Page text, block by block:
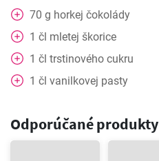
70 g horkej čokolády
1 čl mletej škorice
1 čl trstinového cukru
1 čl vanilkovej pasty
Odporúčané produkty